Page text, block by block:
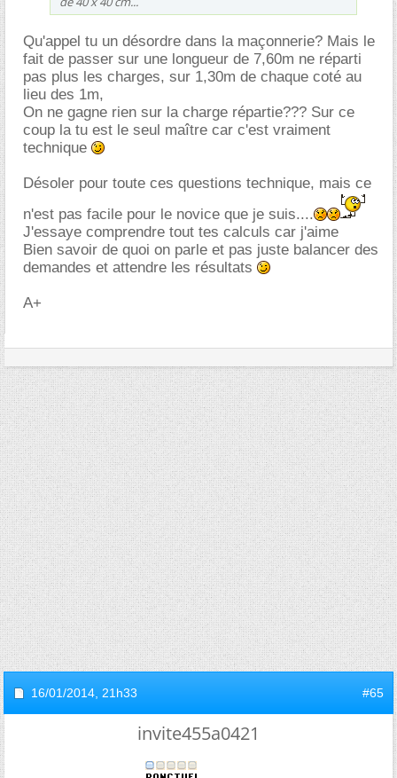
Qu'appel tu un désordre dans la maçonnerie? Mais le
fait de passer sur une longueur de 7,60m ne réparti
pas plus les charges, sur 1,30m de chaque coté au
lieu des 1m,
On ne gagne rien sur la charge répartie??? Sur ce
coup la tu est le seul maître car c'est vraiment
technique
Désoler pour toute ces questions technique, mais ce
n'est pas facile pour le novice que je suis....
J'essaye comprendre tout tes calculs car j'aime
Bien savoir de quoi on parle et pas juste balancer des
demandes et attendre les résultats
A+
16/01/2014, 21h33 #65
invite455a0421